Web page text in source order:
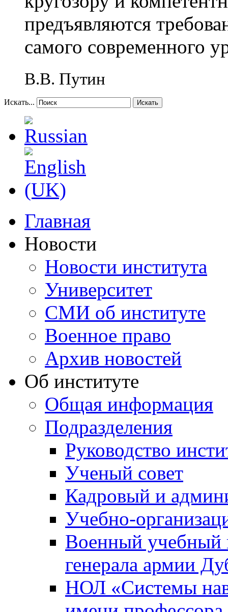
предъявляются
самого современного
В.В. Путин
Искать... Искать
Главная
Новости
Новости института
Университет
СМИ об институте
Военное право
Архив новостей
Об институте
Общая информация
Подразделения
Руководство
Ученый совет
Кадровый и
Учебно-
Военный учебный
генерала армии
НОЛ «Системы